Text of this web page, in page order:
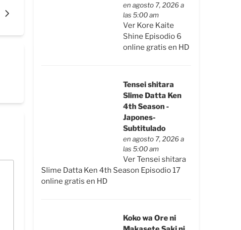
en agosto 7, 2026 a
las 5:00 am
Ver Kore Kaite
Shine Episodio 6
online gratis en HD
Tensei shitara
Slime Datta Ken
4th Season -
Japones-
Subtitulado
en agosto 7, 2026 a
las 5:00 am
Ver Tensei shitara
Slime Datta Ken 4th Season Episodio 17
online gratis en HD
Koko wa Ore ni